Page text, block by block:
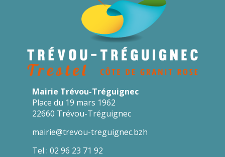
Mairie Trévou-Tréguignec
Place du 19 mars 1962
22660 Trévou-Tréguignec
mairie@trevou-treguignec.bzh
Tel : 02 96 23 71 92